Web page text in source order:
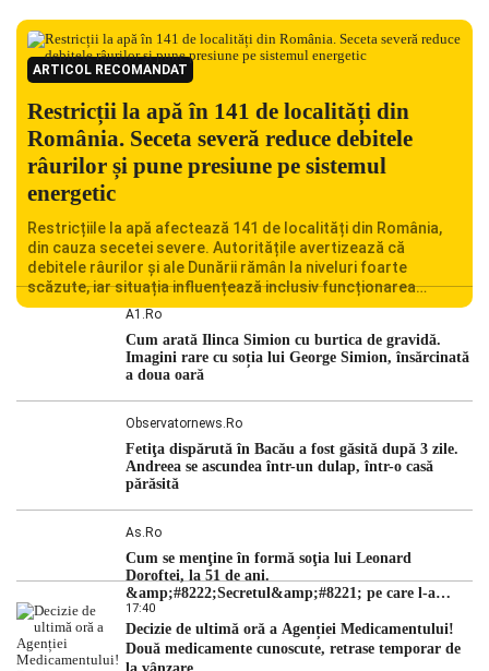
ARTICOL RECOMANDAT
Restricții la apă în 141 de localități din
România. Seceta severă reduce debitele
râurilor și pune presiune pe sistemul
energetic
Restricțiile la apă afectează 141 de localități din România,
din cauza secetei severe. Autoritățile avertizează că
debitele râurilor și ale Dunării rămân la niveluri foarte
scăzute, iar situația influențează inclusiv funcționarea
Centralei Nucleare de la Cernavodă. România se confruntă
hidrologic din ultimii ani. Lipsa […]
A1.ro
Cum arată Ilinca Simion cu burtica de gravidă.
Imagini rare cu soția lui George Simion, însărcinată
a doua oară
Observatornews.ro
Fetiţa dispărută în Bacău a fost găsită după 3 zile.
Andreea se ascundea într-un dulap, într-o casă
părăsită
As.ro
Cum se menţine în formă soţia lui Leonard
Doroftei, la 51 de ani.
&amp;#8222;Secretul&amp;#8221; pe care l-a
dezvăluit
17:40
Decizie de ultimă oră a Agenției Medicamentului!
Două medicamente cunoscute, retrase temporar de